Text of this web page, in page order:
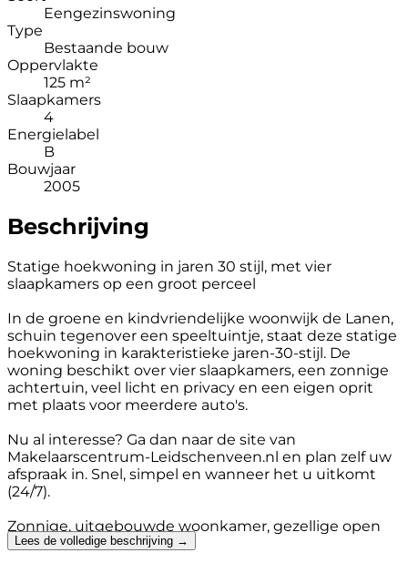
Eengezinswoning
Type
Bestaande bouw
Oppervlakte
125 m²
Slaapkamers
4
Energielabel
B
Bouwjaar
2005
Beschrijving
Statige hoekwoning in jaren 30 stijl, met vier
slaapkamers op een groot perceel
In de groene en kindvriendelijke woonwijk de Lanen,
schuin tegenover een speeltuintje, staat deze statige
hoekwoning in karakteristieke jaren-30-stijl. De
woning beschikt over vier slaapkamers, een zonnige
achtertuin, veel licht en privacy en een eigen oprit
met plaats voor meerdere auto's.
Nu al interesse? Ga dan naar de site van
Makelaarscentrum-Leidschenveen.nl en plan zelf uw
afspraak in. Snel, simpel en wanneer het u uitkomt
(24/7).
Zonnige, uitgebouwde woonkamer, gezellige open
keuken
Lees de volledige beschrijving →